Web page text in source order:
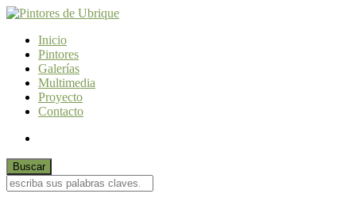
Inicio
Pintores
Galerías
Multimedia
Proyecto
Contacto